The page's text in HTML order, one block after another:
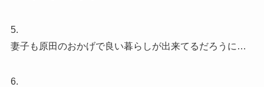
5.
妻子も原田のおかげで良い暮らしが出来てるだろうに…
6.